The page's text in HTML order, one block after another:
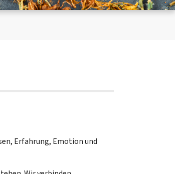
Erfahrung, Emotion und